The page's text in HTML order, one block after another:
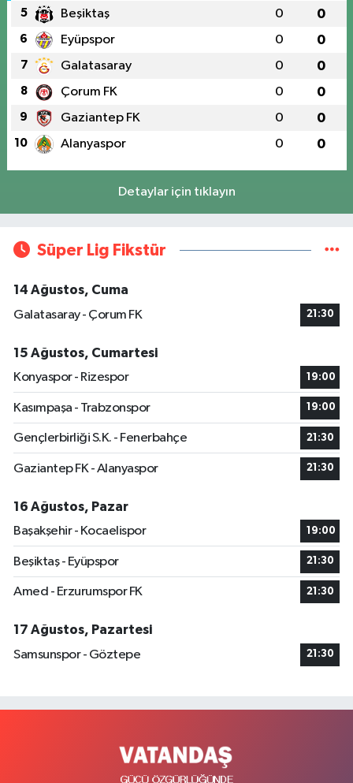
5 Beşiktaş 0 0
6 Eyüpspor 0 0
7 Galatasaray 0 0
8 Çorum FK 0 0
9 Gaziantep FK 0 0
10 Alanyaspor 0 0
Detaylar için tıklayın
Süper Lig Fikstür
14 Ağustos, Cuma
Galatasaray - Çorum FK
21:30
15 Ağustos, Cumartesi
Konyaspor - Rizespor
19:00
Kasımpaşa - Trabzonspor 19:00
Gençlerbirliği S.K. - Fenerbahçe 21:30
Gaziantep FK - Alanyaspor 21:30
16 Ağustos, Pazar
Başakşehir - Kocaelispor
19:00
Beşiktaş - Eyüpspor 21:30
Amed - Erzurumspor FK 21:30
17 Ağustos, Pazartesi
Samsunspor - Göztepe
21:30